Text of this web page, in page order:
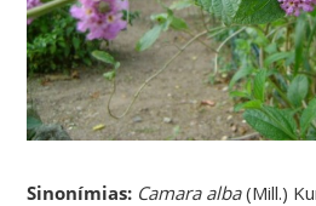
Sinonímias: Camara alba(Mill.)